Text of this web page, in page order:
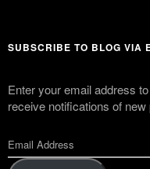
SUBSCRIBE TO BLOG VIA
Enter your email address
receive notifications of